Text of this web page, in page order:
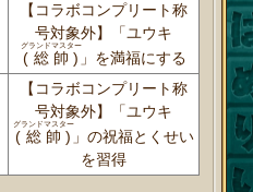
【コラボコンプリート称
号対象外】「ユウキ
(総帥)
グランドマスター
」を満福にする
【コラボコンプリート称
号対象外】「ユウキ
(総帥)
グランドマスター
」の祝福とくせい
を習得